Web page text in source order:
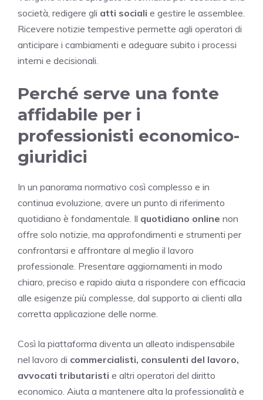
società, redigere gli atti sociali e gestire le assemblee.
Ricevere notizie tempestive permette agli operatori di
anticipare i cambiamenti e adeguare subito i processi
interni e decisionali.
Perché serve una fonte
affidabile per i
professionisti economico-
giuridici
In un panorama normativo così complesso e in
continua evoluzione, avere un punto di riferimento
quotidiano è fondamentale. Il quotidiano online non
offre solo notizie, ma approfondimenti e strumenti per
confrontarsi e affrontare al meglio il lavoro
professionale. Presentare aggiornamenti in modo
chiaro, preciso e rapido aiuta a rispondere con efficacia
alle esigenze più complesse, dal supporto ai clienti alla
corretta applicazione delle norme.
Così la piattaforma diventa un alleato indispensabile
nel lavoro di commercialisti, consulenti del lavoro,
avvocati tributaristi e altri operatori del diritto
economico. Aiuta a mantenere alta la professionalità e